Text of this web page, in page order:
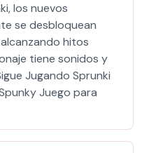
los nuevos
se desbloquean
hitos
tiene sonidos y
Jugando Sprunki
Juego para